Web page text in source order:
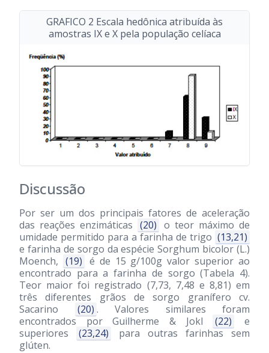
GRAFICO 2 Escala hedônica atribuída às
amostras IX e X pela população celíaca
Discussão
Por ser um dos principais fatores de aceleração
das reações enzimáticas (20) o teor máximo de
umidade permitido para a farinha de trigo (13,21)
e farinha de sorgo da espécie Sorghum bicolor (L.)
Moench, (19) é de 15 g/100g valor superior ao
encontrado para a farinha de sorgo (Tabela 4).
Teor maior foi registrado (7,73, 7,48 e 8,81) em
três diferentes grãos de sorgo granífero cv.
Sacarino
(20) . Valores similares foram
encontrados por Guilherme & Jokl
(22)
e
superiores
(23,24)
para outras farinhas sem
glúten.